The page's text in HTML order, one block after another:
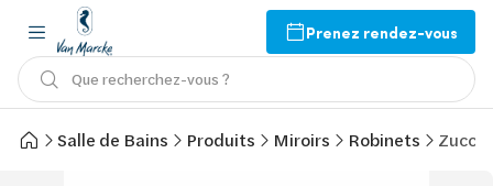
Prenez rendez-vous
Que recherchez-vous ?
Salle de Bains Produits Miroirs Robinets